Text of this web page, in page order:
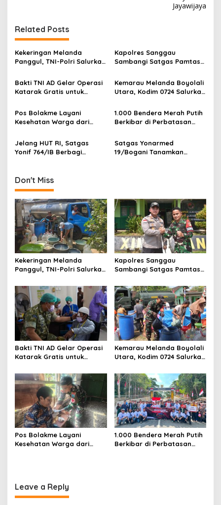
a
v
i
a
i
o
n
Jayawijaya
Related Posts
Kekeringan Melanda
Panggul, TNI-Polri Salurkan
Kapolres Sanggau
Sambangi Satgas Pamtas
Perkuat Soliditas TNI-Polri
di Perbatasan
Bakti TNI AD Gelar Operasi
Katarak Gratis untuk
Kemarau Melanda Boyolali
Utara, Kodim 0724 Salurkan
Pos Bolakme Layani
Kesehatan Warga dari
Pegunungan
1.000 Bendera Merah Putih
Berkibar di Perbatasan
Jelang HUT RI, Satgas
Yonif 764/IB Berbagi
Satgas Yonarmed
19/Bogani Tanamkan
Don't Miss
Kekeringan Melanda
Panggul, TNI-Polri Salurkan
Kapolres Sanggau
Sambangi Satgas Pamtas
Perkuat Soliditas TNI-Polri
di Perbatasan
Bakti TNI AD Gelar Operasi
Katarak Gratis untuk
Kemarau Melanda Boyolali
Utara, Kodim 0724 Salurkan
Pos Bolakme Layani
Kesehatan Warga dari
1.000 Bendera Merah Putih
Berkibar di Perbatasan
Leave a Reply